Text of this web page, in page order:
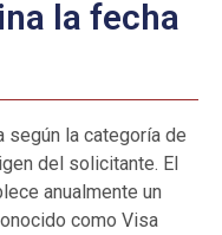
la fecha
según la categoría de
del solicitante. El
anualmente un
como Visa